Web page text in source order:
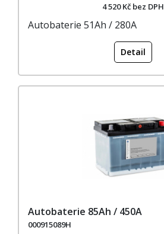
4 520 Kč bez DPH
Autobaterie 51Ah / 280A
Detail
Autobaterie 85Ah / 450A
000915089H